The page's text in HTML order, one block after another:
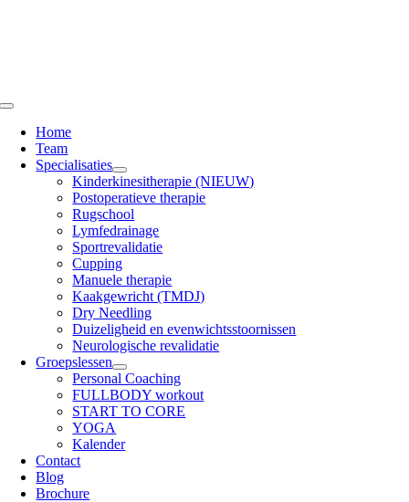
Toggle
NavigationHome
Team
Specialisaties
Kinderkinesitherapie (NIEUW)
Postoperatieve therapie
Rugschool
Lymfedrainage
Sportrevalidatie
Cupping
Manuele therapie
Kaakgewricht (TMDJ)
Dry Needling
Duizeligheid en evenwichtsstoornissen
Neurologische revalidatie
Groepslessen
Personal Coaching
FULLBODY workout
START TO CORE
YOGA
Kalender
Contact
Blog
Brochure